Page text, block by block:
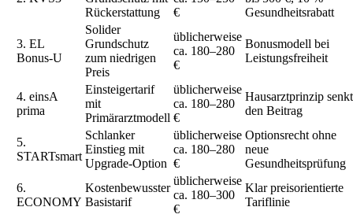
Rückerstattung
€
Gesundheitsrabatt
3. EL
Bonus-U
Solider
Grundschutz
zum niedrigen
Preis
üblicherweise
ca. 180–280
€
Bonusmodell bei
Leistungsfreiheit
4. einsA
prima
Einsteigertarif
mit
Primärarztmodell
üblicherweise
ca. 180–280
€
Hausarztprinzip senkt
den Beitrag
5.
STARTsmart
Schlanker
Einstieg mit
Upgrade-Option
üblicherweise
ca. 180–280
€
Optionsrecht ohne
neue
Gesundheitsprüfung
6.
ECONOMY
Kostenbewusster
Basistarif
üblicherweise
ca. 180–300
€
Klar preisorientierte
Tariflinie